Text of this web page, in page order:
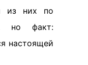
из них по
но факт:
настоящей